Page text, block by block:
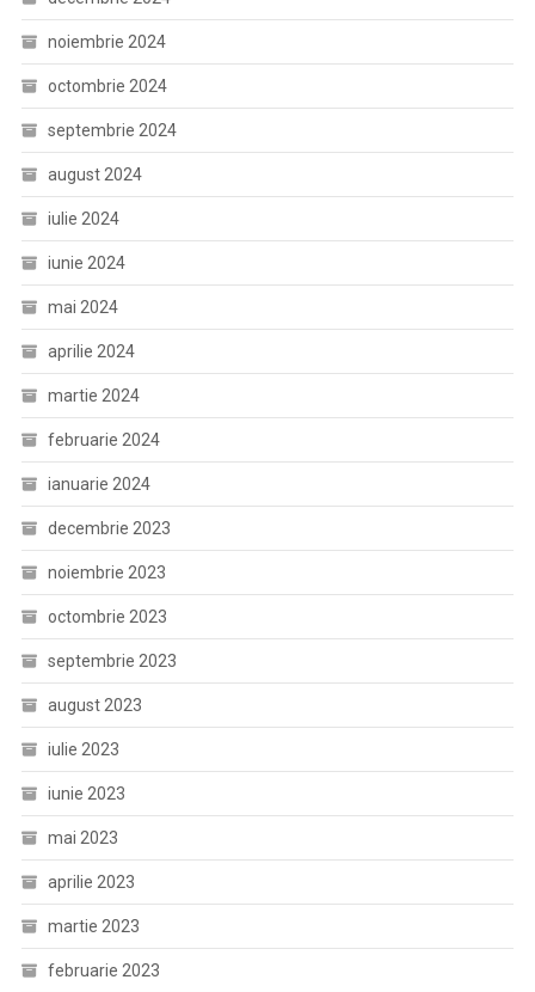
noiembrie 2024
octombrie 2024
septembrie 2024
august 2024
iulie 2024
iunie 2024
mai 2024
aprilie 2024
martie 2024
februarie 2024
ianuarie 2024
decembrie 2023
noiembrie 2023
octombrie 2023
septembrie 2023
august 2023
iulie 2023
iunie 2023
mai 2023
aprilie 2023
martie 2023
februarie 2023